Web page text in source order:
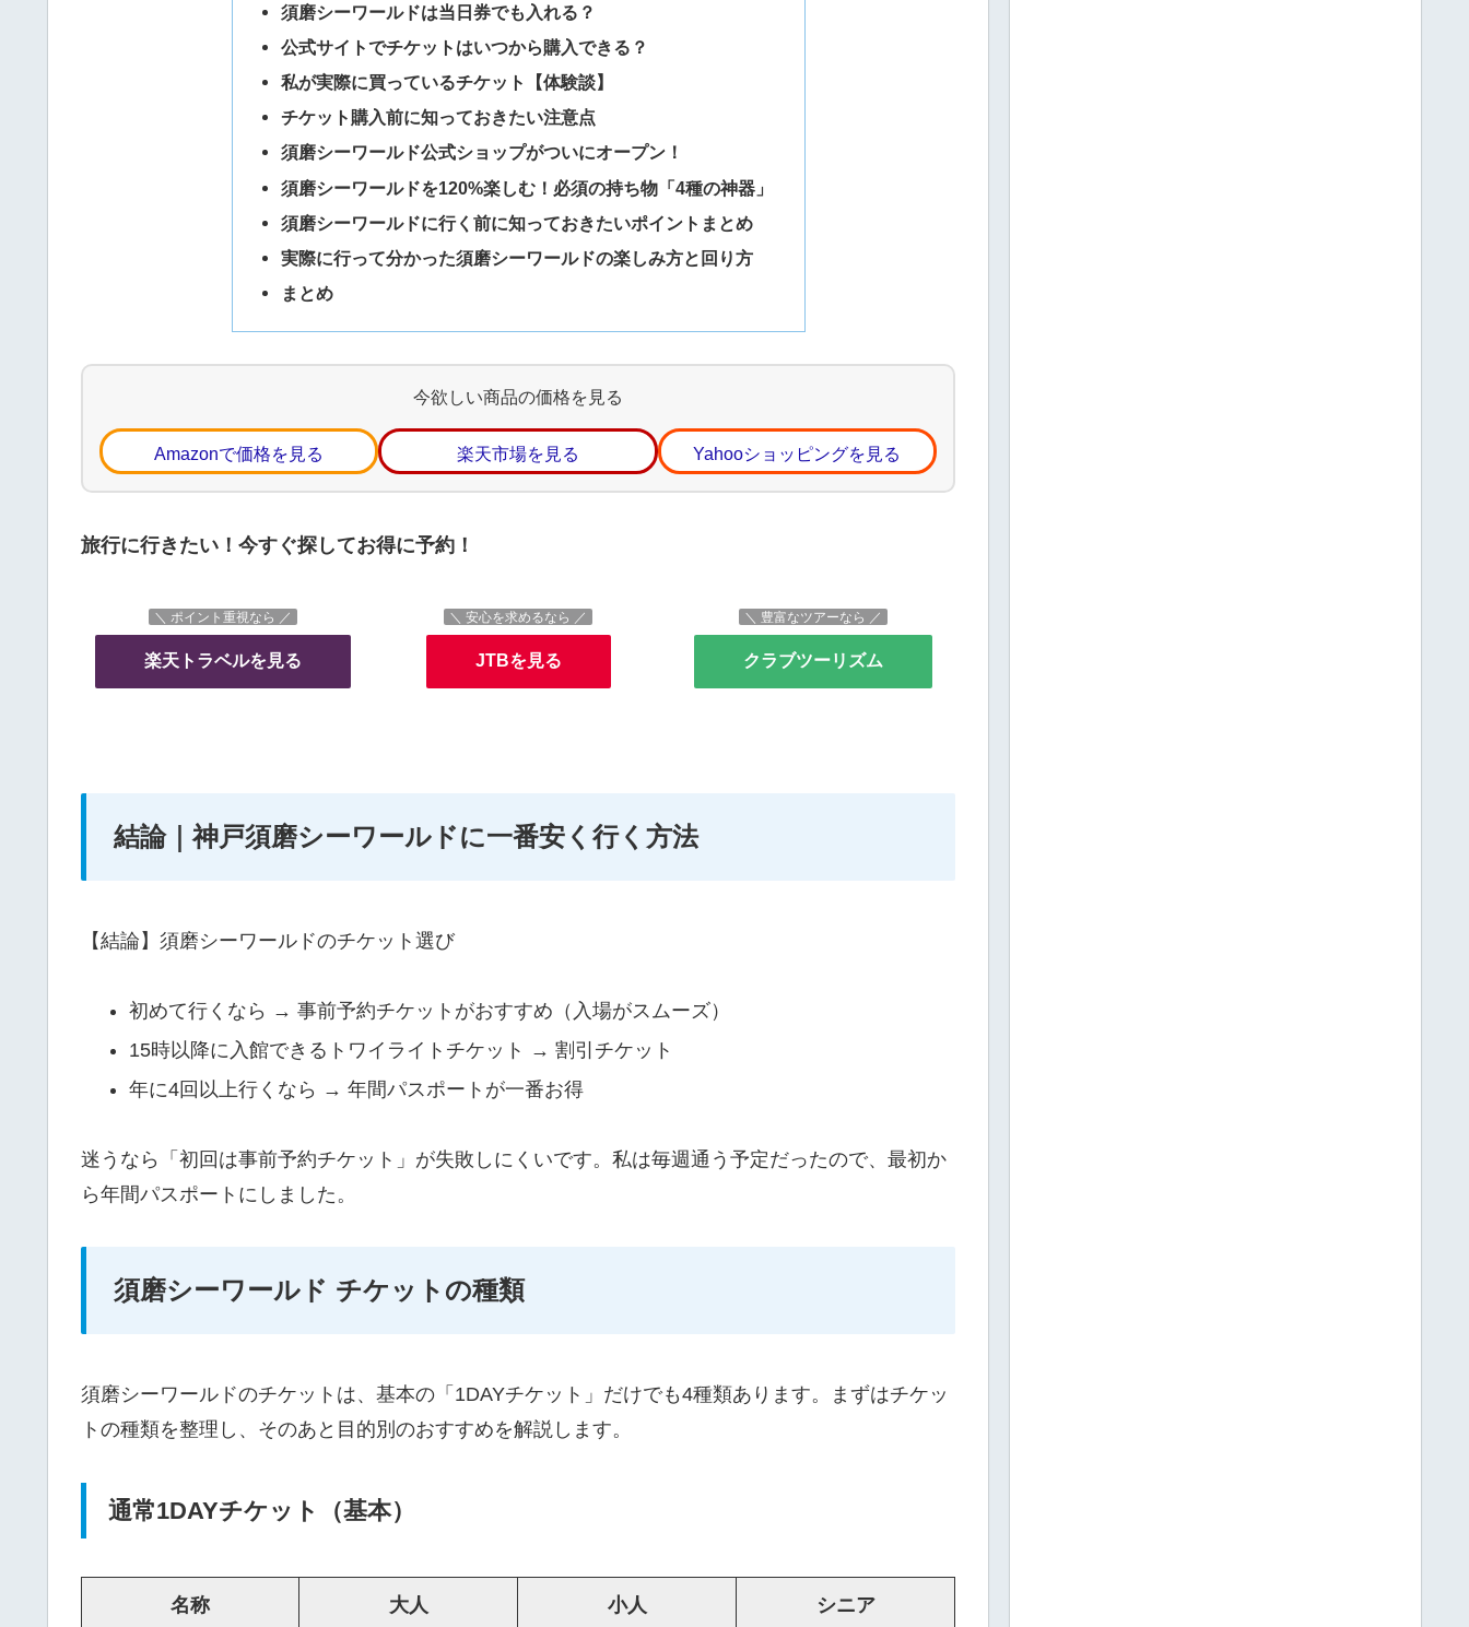
須磨シーワールドは当日券でも入れる？
公式サイトでチケットはいつから購入できる？
私が実際に買っているチケット【体験談】
チケット購入前に知っておきたい注意点
須磨シーワールド公式ショップがついにオープン！
須磨シーワールドを120%楽しむ！必須の持ち物「4種の神器」
須磨シーワールドに行く前に知っておきたいポイントまとめ
実際に行って分かった須磨シーワールドの楽しみ方と回り方
まとめ
今欲しい商品の価格を見る
Amazonで価格を見る 楽天市場を見る Yahooショッピングを見る
旅行に行きたい！今すぐ探してお得に予約！
＼ ポイント重視なら ／
楽天トラベルを見る
＼ 安心を求めるなら ／
JTBを見る
＼ 豊富なツアーなら ／
クラブツーリズム
結論｜神戸須磨シーワールドに一番安く行く方法
【結論】須磨シーワールドのチケット選び
初めて行くなら → 事前予約チケットがおすすめ（入場がスムーズ）
15時以降に入館できるトワイライトチケット → 割引チケット
年に4回以上行くなら → 年間パスポートが一番お得
迷うなら「初回は事前予約チケット」が失敗しにくいです。私は毎週通う予定だったので、最初か
ら年間パスポートにしました。
須磨シーワールド チケットの種類
須磨シーワールドのチケットは、基本の「1DAYチケット」だけでも4種類あります。まずはチケッ
トの種類を整理し、そのあと目的別のおすすめを解説します。
通常1DAYチケット（基本）
名称 大人 小人 シニア